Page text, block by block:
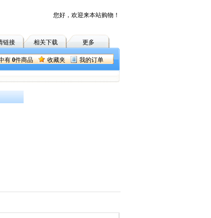
您好，欢迎来本站购物！
链接 相关下载 更多
有 0件商品 收藏夹 我的订单